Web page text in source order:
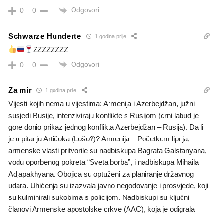
0 0 Odgovori
Schwarze Hunderte 1 godina prije
ZZZZZZZZ
0 0 Odgovori
Za mir 1 godina prije
Vijesti kojih nema u vijestima: Armenija i Azerbejdžan, južni
susjedi Rusije, intenziviraju konflikte s Rusijom (crni labud je
gore donio prikaz jednog konflikta Azerbejdžan – Rusija). Da li
je u pitanju Artičoka (Lošo?)? Armenija – Početkom lipnja,
armenske vlasti pritvorile su nadbiskupa Bagrata Galstanyana,
vođu oporbenog pokreta “Sveta borba”, i nadbiskupa Mihaila
Adjapakhyana. Obojica su optuženi za planiranje državnog
udara. Uhićenja su izazvala javno negodovanje i prosvjede, koji
su kulminirali sukobima s policijom. Nadbiskupi su ključni
članovi Armenske apostolske crkve (AAC), koja je odigrala